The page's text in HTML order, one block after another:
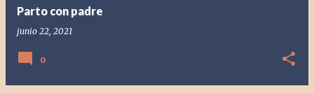
Parto con padre
junio 22, 2021
0